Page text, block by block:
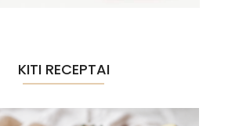
KITI RECEPTAI